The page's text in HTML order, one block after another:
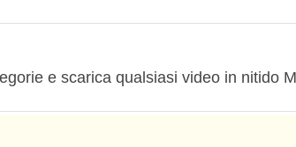
e scarica qualsiasi video in nitido